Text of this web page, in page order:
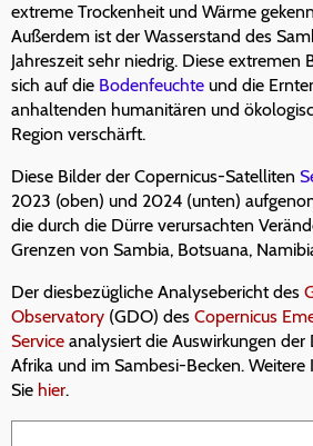
extreme Trockenheit und Wärme
Außerdem ist der Wasserstand des
Jahreszeit sehr niedrig. Diese extremen
sich auf die Bodenfeuchte und die
anhaltenden humanitären und
Region verschärft.
Diese Bilder der Copernicus-Satelliten
2023 (oben) und 2024 (unten)
die durch die Dürre verursachten
Grenzen von Sambia, Botsuana,
Der diesbezügliche Analysebericht des
Observatory (GDO) des Copernicus
Service analysiert die Auswirkungen der
Afrika und im Sambesi-Becken.
Sie hier.